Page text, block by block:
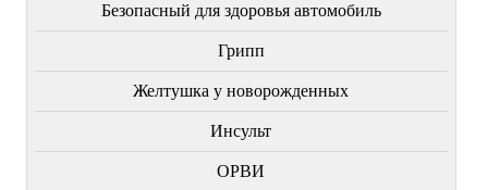
Безопасный для здоровья автомобиль
Грипп
Желтушка у новорожденных
Инсульт
ОРВИ